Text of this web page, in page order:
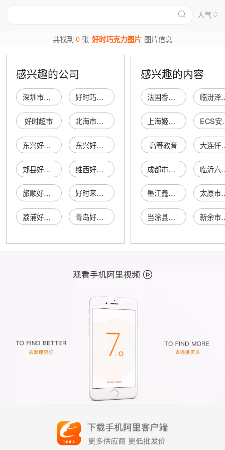
人气
共找到0 张 好时巧克力图片 图片信息
感兴趣的公司
深圳市南山区好时巧克力甜品店 好时巧克力销售（上海）有限公司
好时超市 北海市海城区好时好时娱乐城
东兴好时网吧 东兴好时网吧
郏县好时鞋店 维西好时超市
旅顺好时发廊 好时来商店
荔浦好时迪吧 青岛好时泰莱科技服务有限公司好时莱气象养身坊
感兴趣的内容
法国香奈儿口红 临汾泽
上海姬顺贸易有限公司
高等教育 大连仟
成都市凯搏家具有限公司 临沂六个
墨江鑫晟汽车销售服务有限公司 太原市
当涂县陈恩春便利店 新余市